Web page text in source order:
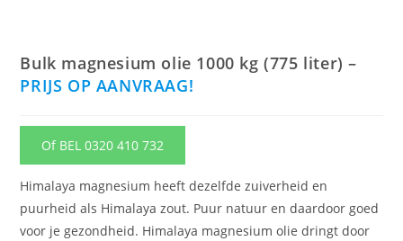
Bulk magnesium olie 1000 kg (775 liter) –
PRIJS OP AANVRAAG!
Of BEL 0320 410 732
Himalaya magnesium heeft dezelfde zuiverheid en
puurheid als Himalaya zout. Puur natuur en daardoor goed
voor je gezondheid. Himalaya magnesium olie dringt door